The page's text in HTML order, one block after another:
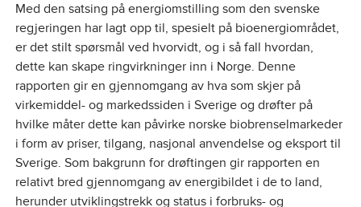
Med den satsing på energiomstilling som den svenske
regjeringen har lagt opp til, spesielt på bioenergiområdet,
er det stilt spørsmål ved hvorvidt, og i så fall hvordan,
dette kan skape ringvirkninger inn i Norge. Denne
rapporten gir en gjennomgang av hva som skjer på
virkemiddel- og markedssiden i Sverige og drøfter på
hvilke måter dette kan påvirke norske biobrenselmarkeder
i form av priser, tilgang, nasjonal anvendelse og eksport til
Sverige. Som bakgrunn for drøftingen gir rapporten en
relativt bred gjennomgang av energibildet i de to land,
herunder utviklingstrekk og status i forbruks- og